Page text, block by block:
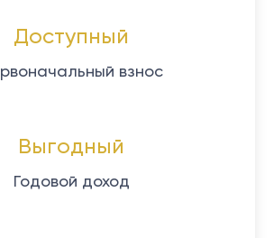
Доступный
взнос
Выгодный
Годовой доход